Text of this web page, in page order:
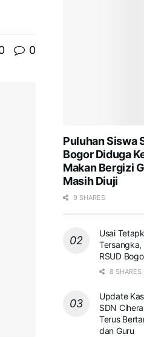
0
Puluhan Siswa
Bogor Diduga
Makan Bergizi
Masih Diuji
9 SHARES
Usai
Tersangka,
RSUD
8 SHARES
Update
SDN
Terus
dan Guru